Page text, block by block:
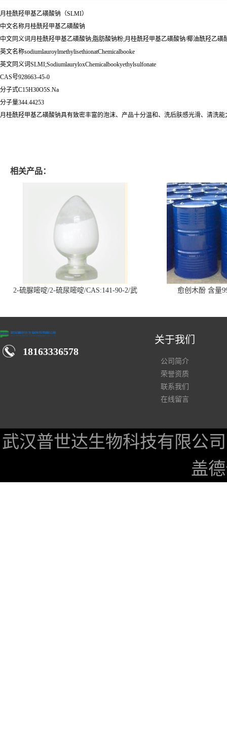
月桂酰羟甲基乙磺酸钠（SLMI）
中文名称月桂酰羟甲基乙磺酸钠
中文同义词月桂酰羟甲基乙磺酸钠;脂肪酸钠粉;月桂酰羟甲基乙磺酸钠/椰油酰羟乙磺
英文名称sodiumlauroylmethylisethionatChemicalbooke
英文同义词SLMI;SodiumlauryloxChemicalbookyethylsulfonate
CAS号928663-45-0
分子式C15H30O5S.Na
分子量344.44253
月桂酰羟甲基乙磺酸钠具有致密丰富的泡沫、产品十分温和、洗后肤感光滑、清洗
相关产品：
2-硫脲嘧啶/2-硫尿嘧啶/CAS:141-90-2/武
愈创木酚 含量
18163336578
关于我们
公司简介
荣誉资质
联系我们
在线留言
武汉普世达生物科技有限公司
盖